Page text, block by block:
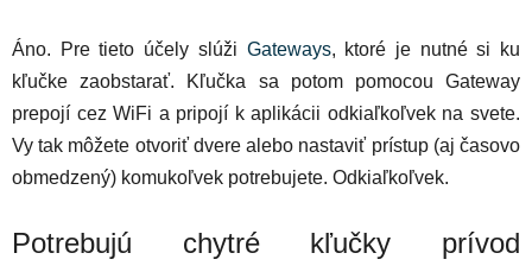
Áno. Pre tieto účely slúži Gateways, ktoré je nutné si ku
kľučke zaobstarať. Kľučka sa potom pomocou Gateway
prepojí cez WiFi a pripojí k aplikácii odkiaľkoľvek na svete.
Vy tak môžete otvoriť dvere alebo nastaviť prístup (aj časovo
obmedzený) komukoľvek potrebujete. Odkiaľkoľvek.
Potrebujú chytré kľučky prívod